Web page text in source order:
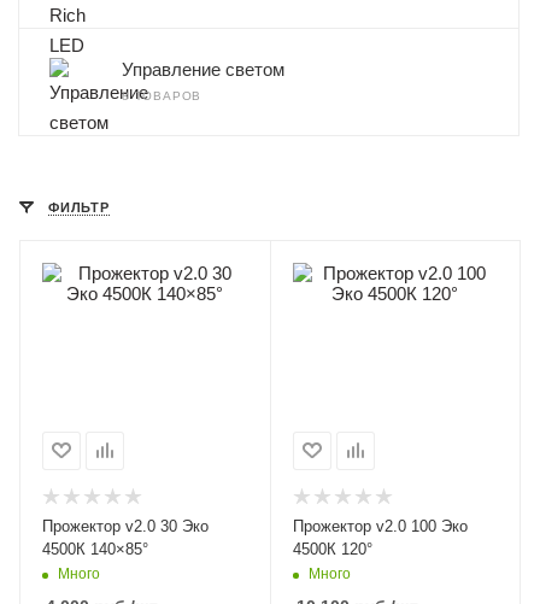
Управление светом
8 ТОВАРОВ
ФИЛЬТР
Прожектор v2.0 30 Эко
4500К 140×85°
Много
Прожектор v2.0 100 Эко
4500К 120°
Много